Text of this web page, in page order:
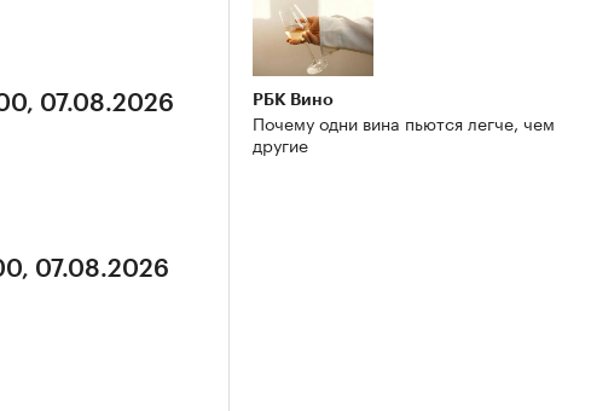
07.08.2026
07.08.2026
РБК Вино
Почему одни вина пьются легче, чем
другие